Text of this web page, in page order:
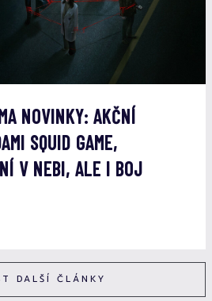
NOVINKY: AKČNÍ
SQUID GAME,
V NEBI, ALE I BOJ
DALŠÍ ČLÁNKY